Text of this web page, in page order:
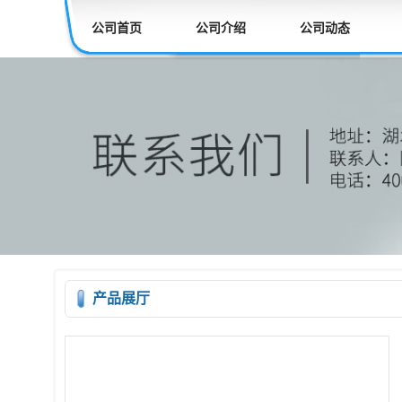
公司首页 公司介绍 公司动态
产品展厅